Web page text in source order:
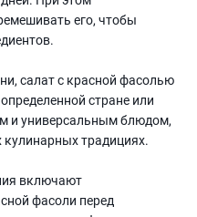
его, чтобы
салат с красной фасолью
стране или
и универсальным блюдом,
традициях.
включают
фасоли перед